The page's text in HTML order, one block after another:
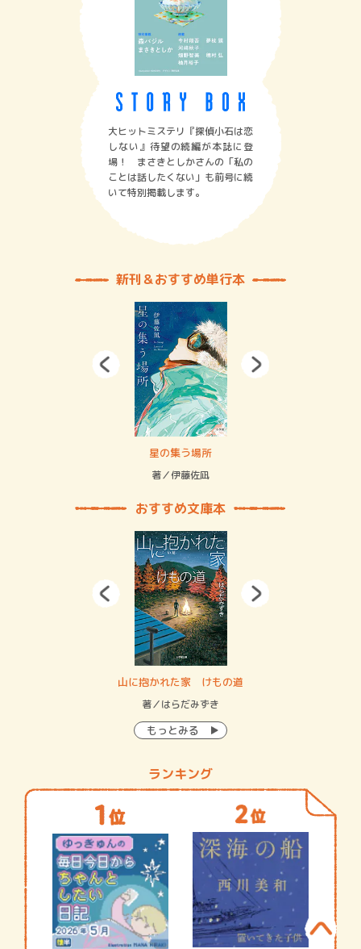
大ヒットミステリ『探偵小石は恋
しない』待望の続編が本誌に登
場！ まさきとしかさんの「私の
ことは話したくない」も前号に続
いて特別掲載します。
新刊＆おすすめ単行本
星の集う場所
著／伊藤佐凪
おすすめ文庫本
山に抱かれた家 けもの道
著／はらだみずき
もっとみる
ランキング